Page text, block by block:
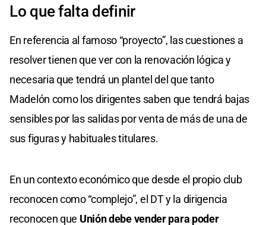
Lo que falta definir
En referencia al famoso “proyecto”, las cuestiones a
resolver tienen que ver con la renovación lógica y
necesaria que tendrá un plantel del que tanto
Madelón como los dirigentes saben que tendrá bajas
sensibles por las salidas por venta de más de una de
sus figuras y habituales titulares.
En un contexto económico que desde el propio club
reconocen como “complejo”, el DT y la dirigencia
reconocen que Unión debe vender para poder